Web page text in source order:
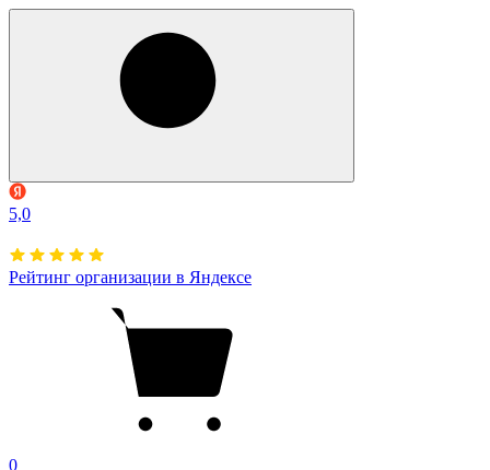
5,0
Рейтинг организации в Яндексе
0